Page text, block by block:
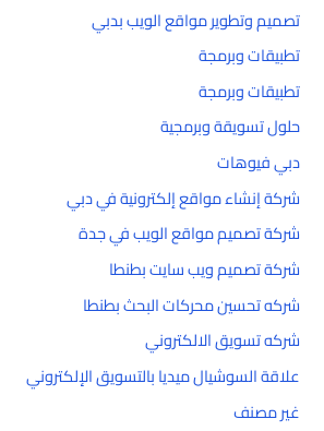
تصميم وتطوير مواقع الويب بدبي
تطبيقات وبرمجة
تطبيقات وبرمجة
حلول تسويقة وبرمجية
دبي فيوهات
شركة إنشاء مواقع إلكترونية في دبي
شركة تصميم مواقع الويب في جدة
شركة تصميم ويب سايت بطنطا
شركه تحسين محركات البحث بطنطا
شركه تسويق الالكتروني
علاقة السوشيال ميديا بالتسويق الإلكتروني
غير مصنف